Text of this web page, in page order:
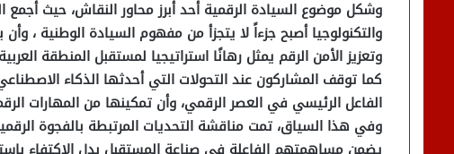
وشكل موضوع السيادة الرقمية أحد أبرز محاور النقاش، حيث أجمع
والتكنولوجيا أصبح جزءاً لا يتجزأ من مفهوم السيادة الوطنية ،
وتعزيز الأمن الرقم يمثل رهانًا استراتيجيا لمستقبل المنطقة
كما توقف المشاركون عند التحولات التي أحدثها الذكاء
الفاعل الرئيسي في العصر الرقمي، وأن تمكينها من المهارات
وفي هذا السياق، تمت مناقشة التحديات المرتبطة بالفجوة